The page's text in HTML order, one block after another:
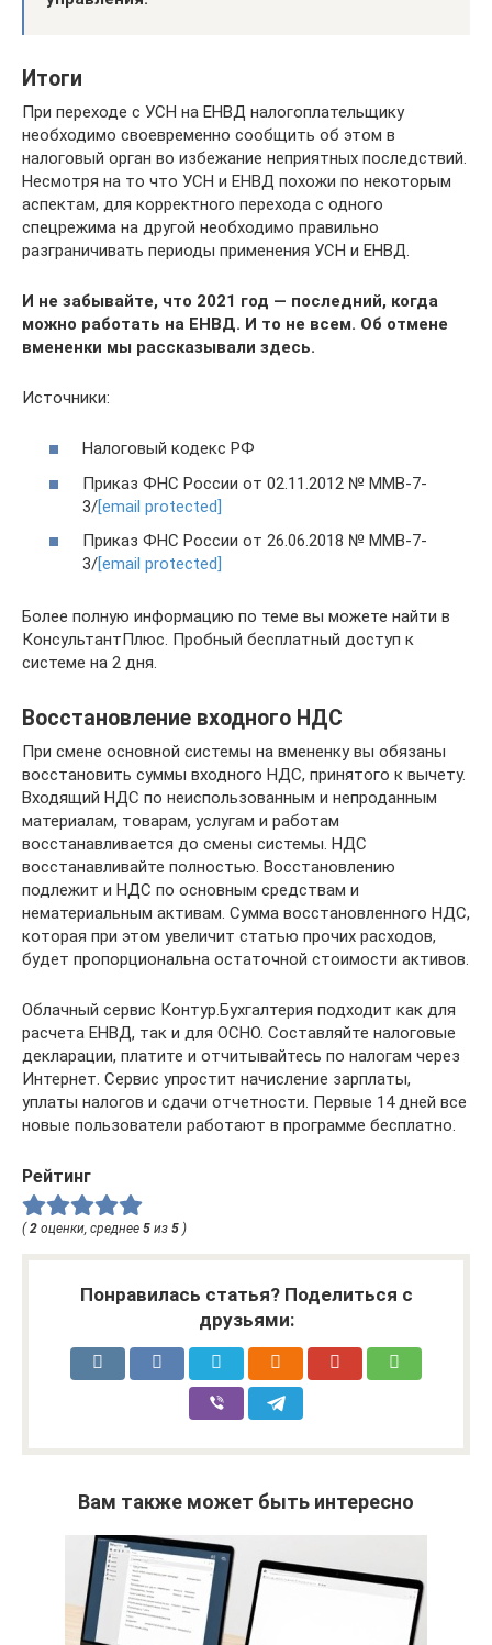
Итоги
При переходе с УСН на ЕНВД налогоплательщику
необходимо своевременно сообщить об этом в
налоговый орган во избежание неприятных последствий.
Несмотря на то что УСН и ЕНВД похожи по некоторым
аспектам, для корректного перехода с одного
спецрежима на другой необходимо правильно
разграничивать периоды применения УСН и ЕНВД.
И не забывайте, что 2021 год — последний, когда
можно работать на ЕНВД. И то не всем. Об отмене
вмененки мы рассказывали здесь.
Источники:
Налоговый кодекс РФ
Приказ ФНС России от 02.11.2012 № ММВ-7-
3/[email protected]
Приказ ФНС России от 26.06.2018 № ММВ-7-
3/[email protected]
Более полную информацию по теме вы можете найти в
КонсультантПлюс. Пробный бесплатный доступ к
системе на 2 дня.
Восстановление входного НДС
При смене основной системы на вмененку вы обязаны
восстановить суммы входного НДС, принятого к вычету.
Входящий НДС по неиспользованным и непроданным
материалам, товарам, услугам и работам
восстанавливается до смены системы. НДС
восстанавливайте полностью. Восстановлению
подлежит и НДС по основным средствам и
нематериальным активам. Сумма восстановленного НДС,
которая при этом увеличит статью прочих расходов,
будет пропорциональна остаточной стоимости активов.
Облачный сервис Контур.Бухгалтерия подходит как для
расчета ЕНВД, так и для ОСНО. Составляйте налоговые
декларации, платите и отчитывайтесь по налогам через
Интернет. Сервис упростит начисление зарплаты,
уплаты налогов и сдачи отчетности. Первые 14 дней все
новые пользователи работают в программе бесплатно.
Рейтинг
(2 оценки, среднее 5 из 5 )
Понравилась статья? Поделиться с
друзьями:
Вам также может быть интересно